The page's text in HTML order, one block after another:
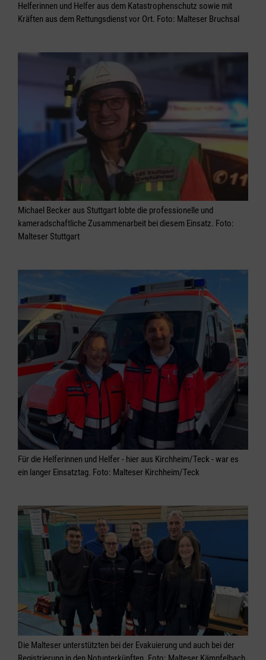
Helferinnen und Helfer aus dem Katastrophenschutz sowie mit
Kräften aus dem Rettungsdienst vor Ort. Foto: Malteser Bruchsal
Michael Becker aus Stuttgart lobte die professionelle und
kameradschaftliche Zusammenarbeit bei diesem Einsatz. Foto:
Malteser Stuttgart
Für die Helferinnen und Helfer - hier aus Kirchheim/Teck - war es
ein langer Einsatztag. Foto: Malteser Kirchheim/Teck
Die Malteser unterstützten bei der Evakuierung und auch bei der